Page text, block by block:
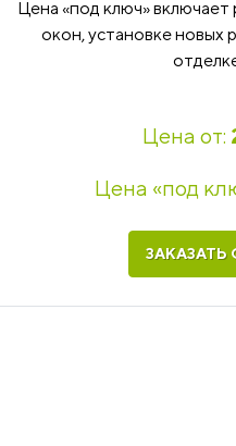
Цена «под ключ»
окон, установке новых
Цена от:
Цена «под
ЗАКАЗАТЬ